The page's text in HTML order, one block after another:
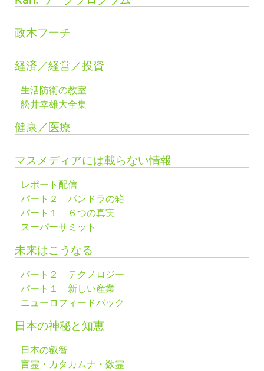
政木フーチ
経済／経営／投資
生活防衛の教室
舩井幸雄大全集
健康／医療
マスメディアには載らない情報
レポート配信
パート２ パンドラの箱
パート１ ６つの真実
スーパーサミット
未来はこうなる
パート２ テクノロジー
パート１ 新しい産業
ニューロフィードバック
日本の神秘と知恵
日本の叡智
言霊・カタカムナ・数霊